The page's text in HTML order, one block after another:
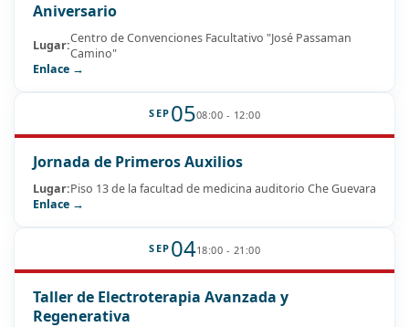
Aniversario
Lugar:Centro de Convenciones Facultativo "José Passaman
Camino"
Enlace →
SEP 0508:00 - 12:00
Jornada de Primeros Auxilios
Lugar:Piso 13 de la facultad de medicina auditorio Che Guevara
Enlace →
SEP 0418:00 - 21:00
Taller de Electroterapia Avanzada y
Regenerativa